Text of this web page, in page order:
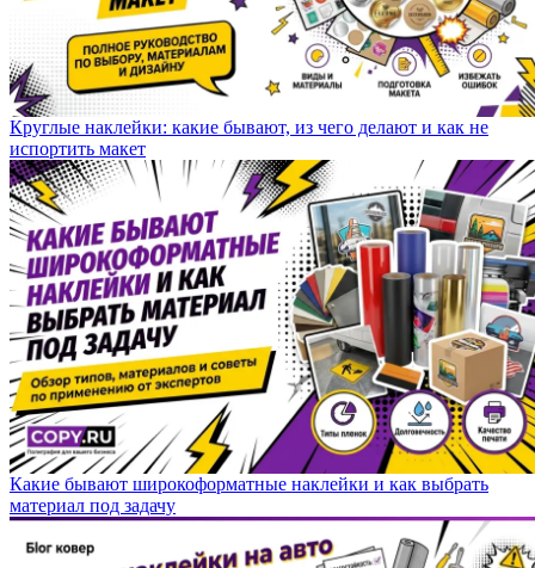
Круглые наклейки: какие бывают, из чего делают и как не
испортить макет
Какие бывают широкоформатные наклейки и как выбрать
материал под задачу